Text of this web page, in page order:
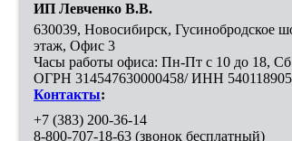
ИП Левченко В.В.
630039, Новосибирск, Гусинобродское
этаж, Офис 3
Часы работы офиса: Пн-Пт с 10 до 18,
ОГРН 314547630000458/ ИНН
Контакты:
+7 (383) 200-36-14
8-800-707-18-63 (звонок бесплатный)